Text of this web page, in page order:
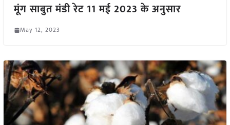
मूंग साबुत मंडी रेट 11 मई 2023 के अनुसार
May 12, 2023